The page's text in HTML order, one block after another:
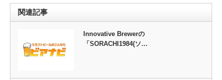
関連記事
Innovative Brewerの
「SORACHI1984(ソ…